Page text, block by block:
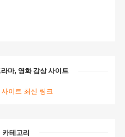
마, 영화 감상 사이트
이트 최신 링크
카테고리